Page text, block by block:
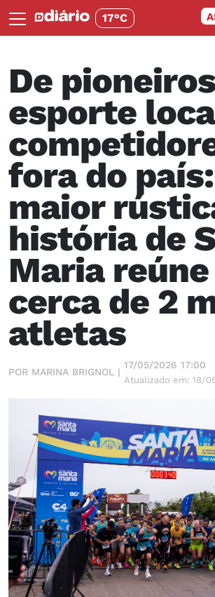
17°C
De
esporte
fora do país:
maior
história de
Maria reúne
cerca de 2
atletas
POR MARINA BRIGNOL |
17/05/2026 17:00
Atualizado em: 18/